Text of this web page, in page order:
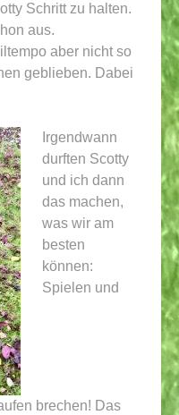
Schritt zu halten.
aus.
aber nicht so
geblieben. Dabei
Irgendwann
durften Scotty
und ich dann
das machen,
was wir am
besten
können:
Spielen und
brechen! Das